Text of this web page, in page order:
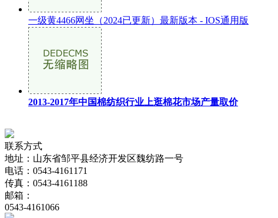
一级黄4466网坐（2024已更新）最新版本 - IOS通用版
2013-2017年中国棉纺织行业上逛棉花市场产量取价
联系方式
地址：山东省邹平县经济开发区魏纺路一号
电话：0543-4161171
传真：0543-4161188
邮箱：
0543-4161066